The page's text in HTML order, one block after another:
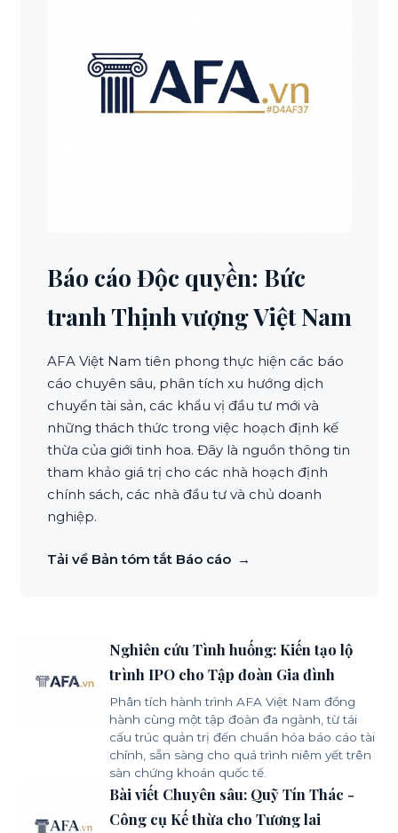
Báo cáo Độc quyền: Bức
tranh Thịnh vượng Việt Nam
AFA Việt Nam tiên phong thực hiện các báo
cáo chuyên sâu, phân tích xu hướng dịch
chuyển tài sản, các khẩu vị đầu tư mới và
những thách thức trong việc hoạch định kế
thừa của giới tinh hoa. Đây là nguồn thông tin
tham khảo giá trị cho các nhà hoạch định
chính sách, các nhà đầu tư và chủ doanh
nghiệp.
Tải về Bản tóm tắt Báo cáo
Nghiên cứu Tình huống: Kiến tạo lộ
trình IPO cho Tập đoàn Gia đình
Phân tích hành trình AFA Việt Nam đồng
hành cùng một tập đoàn đa ngành, từ tái
cấu trúc quản trị đến chuẩn hóa báo cáo tài
chính, sẵn sàng cho quá trình niêm yết trên
sàn chứng khoán quốc tế.
Bài viết Chuyên sâu: Quỹ Tín Thác -
Công cụ Kế thừa cho Tương lai